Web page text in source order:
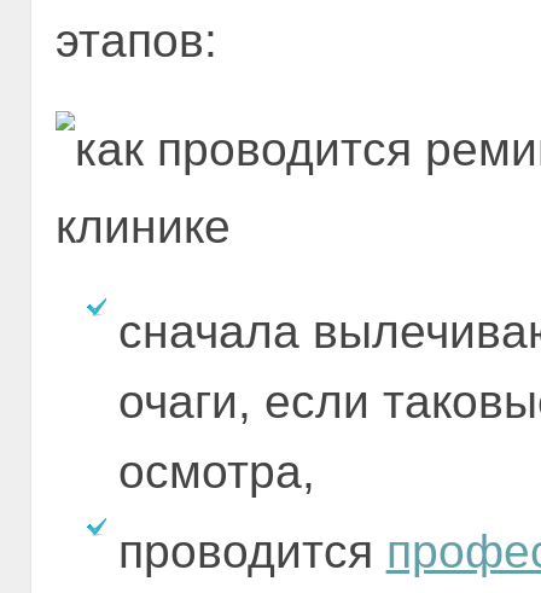
этапов:
сначала
очаги, если
осмотра,
проводится